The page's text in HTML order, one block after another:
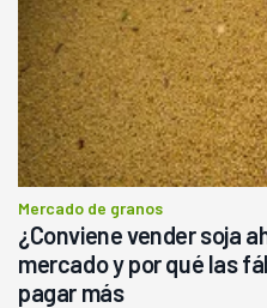
Mercado de granos
¿Conviene vender soja
mercado y por qué las
pagar más